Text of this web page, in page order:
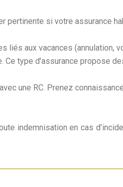
pertinente si votre assurance
aux vacances (annulation,
type d’assurance propose
une RC. Prenez
indemnisation en cas